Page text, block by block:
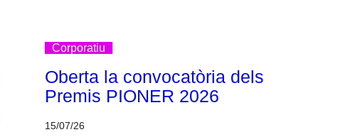
Corporatiu
Oberta la convocatòria dels
Premis PIONER 2026
15/07/26